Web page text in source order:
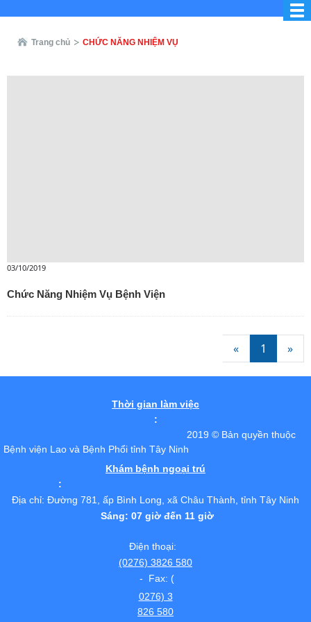
Trang chủ CHỨC NĂNG NHIỆM VỤ
03/10/2019
Chức Năng Nhiệm Vụ Bệnh Viện
« 1 »
Thời gian làm việc
:
2019 © Bản quyền thuộc
Bệnh viện Lao và Bệnh Phổi tỉnh Tây Ninh
Khám bệnh ngoại trú
:
Địa chỉ: Đường 781, ấp Bình Long, xã Châu Thành, tỉnh Tây Ninh
Sáng: 07 giờ đến 11 giờ
Điện thoại:
(0276) 3826 580
- Fax: (
0276) 3
826 580